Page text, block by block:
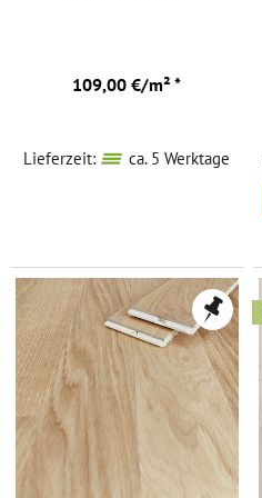
109,00 €/m² *
Lieferzeit: ca. 5 Werktage